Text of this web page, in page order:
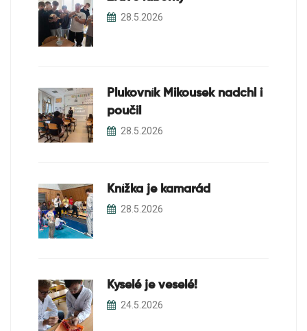
28.5.2026
Plukovník Mikousek nadchl i
poučil
28.5.2026
Knížka je kamarád
28.5.2026
Kyselé je veselé!
24.5.2026